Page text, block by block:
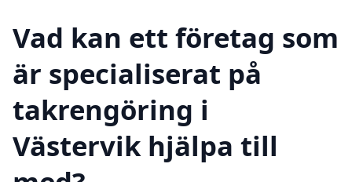
Vad kan ett företag som
är specialiserat på
takrengöring i
Västervik hjälpa till